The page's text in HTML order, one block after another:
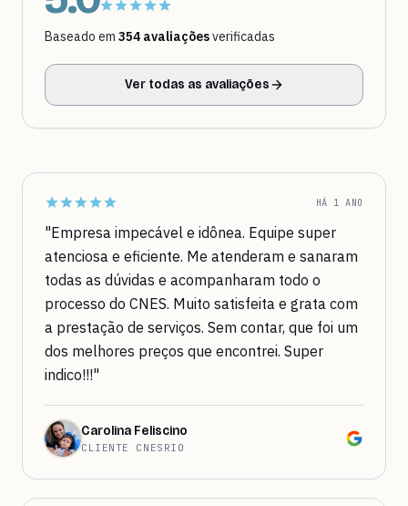
Baseado em 354 avaliaçõesverificadas
Ver todas as avaliações
HÁ 1 ANO
"Empresa impecável e idônea. Equipe super
atenciosa e eficiente. Me atenderam e sanaram
todas as dúvidas e acompanharam todo o
processo do CNES. Muito satisfeita e grata com
a prestação de serviços. Sem contar, que foi um
dos melhores preços que encontrei. Super
indico!!!"
Carolina Feliscino
CLIENTE CNESRIO